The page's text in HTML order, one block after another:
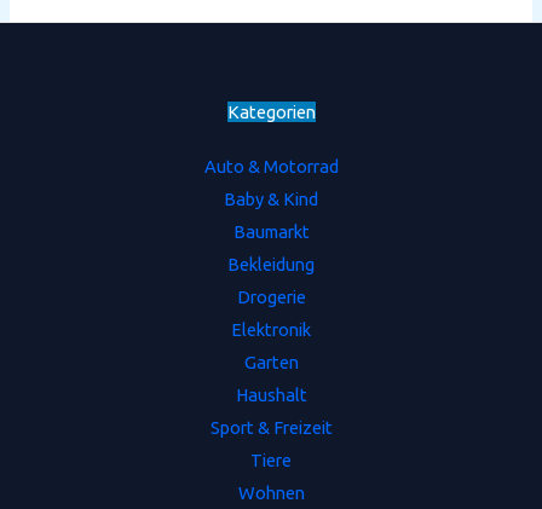
Kategorien
Auto & Motorrad
Baby & Kind
Baumarkt
Bekleidung
Drogerie
Elektronik
Garten
Haushalt
Sport & Freizeit
Tiere
Wohnen